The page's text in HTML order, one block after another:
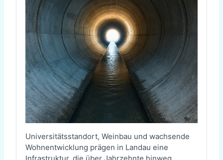
Universitätsstandort, Weinbau und wachsende
Wohnentwicklung prägen in Landau eine